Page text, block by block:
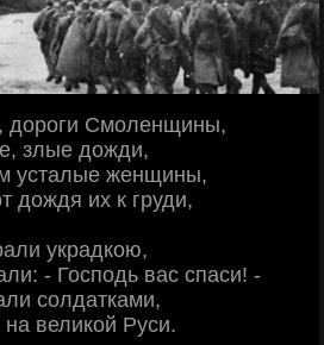
Смоленщины,
злые дожди,
усталые женщины,
дождя их к груди,
украдкою,
- Господь вас спаси! -
солдатками,
на великой Руси.